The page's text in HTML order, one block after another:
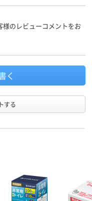
様のレビューコメントをお
く
する